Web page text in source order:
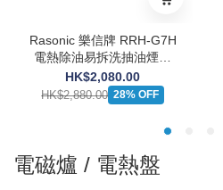
Rasonic 樂信牌 RRH-G7H
電熱除油易拆洗抽油煙機
(按鈕式)
HK$2,080.00
HK$2,880.00 28% OFF
電磁爐 / 電熱盤